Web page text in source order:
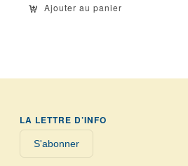
Ajouter au panier
LA LETTRE D’INFO
S'abonner